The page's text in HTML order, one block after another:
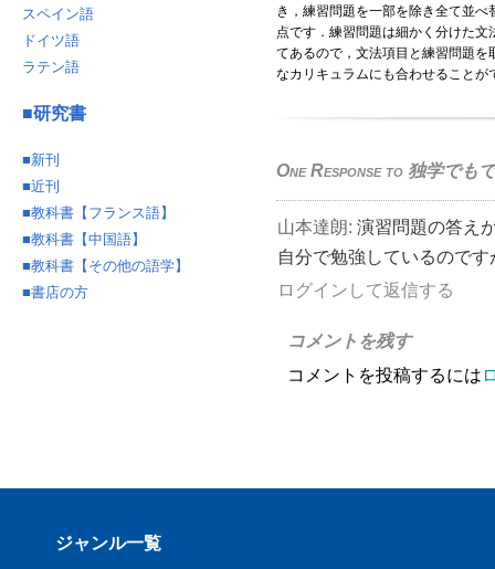
き，練習問題を一部を除き全て並べ
点です．練習問題は細かく分けた文
てあるので，文法項目と練習問題を
なカリキュラムにも合わせることが
One Response to 独学でも
山本達朗: 演習問題の答え
自分で勉強しているので
ログインして返信する
コメントを残す
コメントを投稿するには
スペイン語
ドイツ語
ラテン語
■研究書
■新刊
■近刊
■教科書【フランス語】
■教科書【中国語】
■教科書【その他の語学】
■書店の方
ジャンル一覧